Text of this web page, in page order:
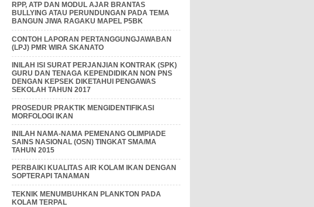
RPP, ATP DAN MODUL AJAR BRANTAS
BULLYING ATAU PERUNDUNGAN PADA TEMA
BANGUN JIWA RAGAKU MAPEL P5BK
CONTOH LAPORAN PERTANGGUNGJAWABAN
(LPJ) PMR WIRA SKANATO
INILAH ISI SURAT PERJANJIAN KONTRAK (SPK)
GURU DAN TENAGA KEPENDIDIKAN NON PNS
DENGAN KEPSEK DIKETAHUI PENGAWAS
SEKOLAH TAHUN 2017
PROSEDUR PRAKTIK MENGIDENTIFIKASI
MORFOLOGI IKAN
INILAH NAMA-NAMA PEMENANG OLIMPIADE
SAINS NASIONAL (OSN) TINGKAT SMA/MA
TAHUN 2015
PERBAIKI KUALITAS AIR KOLAM IKAN DENGAN
SOPTERAPI TANAMAN
TEKNIK MENUMBUHKAN PLANKTON PADA
KOLAM TERPAL